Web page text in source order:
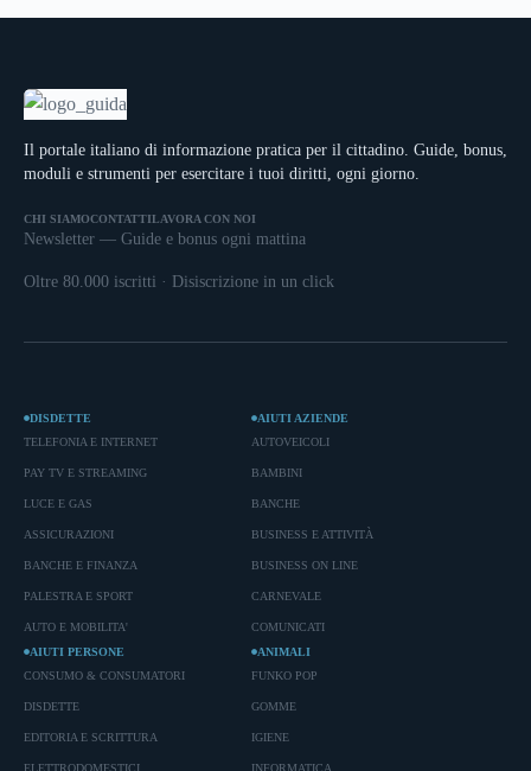
Il portale italiano di informazione pratica per il cittadino. Guide, bonus,
moduli e strumenti per esercitare i tuoi diritti, ogni giorno.
CHI SIAMOCONTATTI LAVORA CON NOI
Newsletter — Guide e bonus ogni mattina
Oltre 80.000 iscritti · Disiscrizione in un click
DISDETTE
TELEFONIA E INTERNET
PAY TV E STREAMING
LUCE E GAS
ASSICURAZIONI
BANCHE E FINANZA
PALESTRA E SPORT
AUTO E MOBILITA'
AIUTI AZIENDE
AUTOVEICOLI
BAMBINI
BANCHE
BUSINESS E ATTIVITÀ
BUSINESS ON LINE
CARNEVALE
COMUNICATI
AIUTI PERSONE
CONSUMO & CONSUMATORI
DISDETTE
EDITORIA E SCRITTURA
ANIMALI
FUNKO POP
GOMME
IGIENE